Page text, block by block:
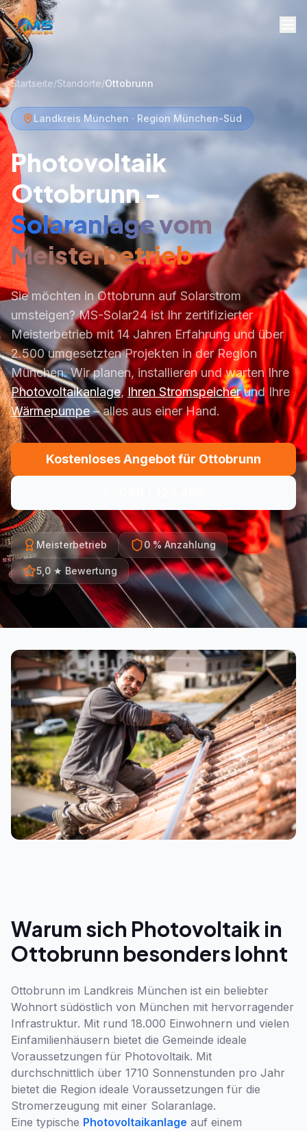
Startseite/Standorte/Ottobrunn
Landkreis München · Region München-Süd
Photovoltaik
Ottobrunn –
Solaranlage vom
Meisterbetrieb
Sie möchten in Ottobrunn auf Solarstrom
umsteigen? MS-Solar24 ist Ihr zertifizierter
Meisterbetrieb mit 14 Jahren Erfahrung und über
2.500 umgesetzten Projekten in der Region
München. Wir planen, installieren und warten Ihre
Photovoltaikanlage, Ihren Stromspeicher und Ihre
Wärmepumpe – alles aus einer Hand.
Kostenloses Angebot für Ottobrunn
Meisterbetrieb 0 % Anzahlung
5,0 ★ Bewertung
Warum sich Photovoltaik in
Ottobrunn besonders lohnt
Ottobrunn im Landkreis München ist ein beliebter
Wohnort südöstlich von München mit hervorragender
Infrastruktur. Mit rund 18.000 Einwohnern und vielen
Einfamilienhäusern bietet die Gemeinde ideale
Voraussetzungen für Photovoltaik. Mit
durchschnittlich über 1710 Sonnenstunden pro Jahr
bietet die Region ideale Voraussetzungen für die
Stromerzeugung mit einer Solaranlage.
Eine typische Photovoltaikanlage auf einem